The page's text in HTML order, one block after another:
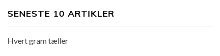
SENESTE 10 ARTIKLER
Hvert gram tæller